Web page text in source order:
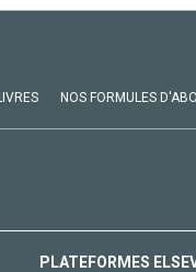
NOS FORMULES
PLATEFORMES